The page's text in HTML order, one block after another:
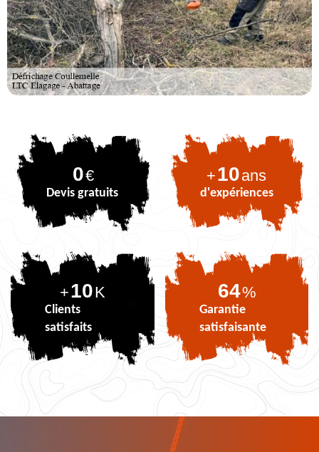
0€
Devis gratuits
+10ans
d'expériences
+10K
Clients
satisfaits
81%
Garantie
satisfaisante